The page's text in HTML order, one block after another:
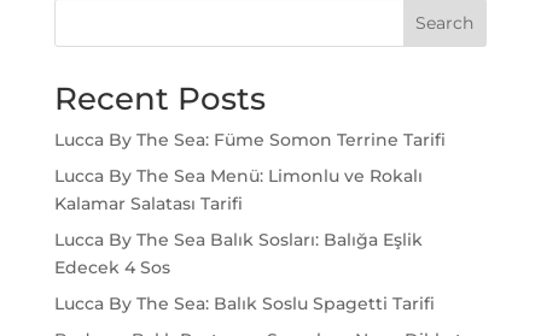
Search
Recent Posts
Lucca By The Sea: Füme Somon Terrine Tarifi
Lucca By The Sea Menü: Limonlu ve Rokalı
Kalamar Salatası Tarifi
Lucca By The Sea Balık Sosları: Balığa Eşlik
Edecek 4 Sos
Lucca By The Sea: Balık Soslu Spagetti Tarifi